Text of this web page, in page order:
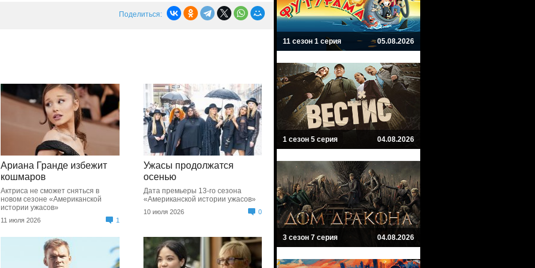
Поделиться:
Ариана Гранде избежит
кошмаров
Актриса не сможет сняться в
новом сезоне «Американской
истории ужасов»
11 июля 2026 1
Ужасы продолжатся
осенью
Дата премьеры 13-го сезона
«Американской истории ужасов»
10 июля 2026 0
11 сезон 1 серия 05.08.2026
1 сезон 5 серия 04.08.2026
3 сезон 7 серия 04.08.2026